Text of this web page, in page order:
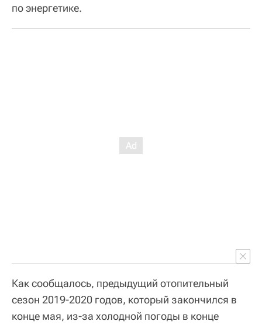
по энергетике.
Как сообщалось, предыдущий отопительный
сезон 2019-2020 годов, который закончился в
конце мая, из-за холодной погоды в конце